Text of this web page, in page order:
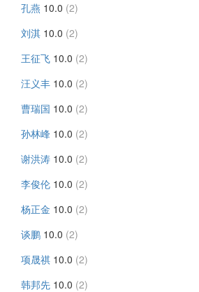
孔燕 10.0 (2)
刘淇 10.0 (2)
王征飞 10.0 (2)
汪义丰 10.0 (2)
曹瑞国 10.0 (2)
孙林峰 10.0 (2)
谢洪涛 10.0 (2)
李俊伦 10.0 (2)
杨正金 10.0 (2)
谈鹏 10.0 (2)
项晟祺 10.0 (2)
韩邦先 10.0 (2)